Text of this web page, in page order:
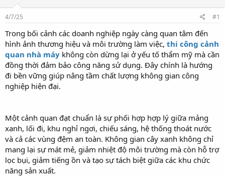
s
t
a
t
e
r
4/7/25 #1
Trong bối cảnh các doanh nghiệp ngày càng quan tâm đến
hình ảnh thương hiệu và môi trường làm việc, thi công cảnh
quan nhà máy không còn dừng lại ở yếu tố thẩm mỹ mà cần
đồng thời đảm bảo công năng sử dụng. Đây chính là hướng
đi bền vững giúp nâng tầm chất lượng không gian công
nghiệp hiện đại.
Một cảnh quan đạt chuẩn là sự phối hợp hợp lý giữa mảng
xanh, lối đi, khu nghỉ ngơi, chiếu sáng, hệ thống thoát nước
và cả các vùng đệm an toàn. Không gian cây xanh không chỉ
mang lại sự mát mẻ, giảm nhiệt độ môi trường mà còn hỗ trợ
lọc bụi, giảm tiếng ồn và tạo sự tách biệt giữa các khu chức
năng sản xuất.